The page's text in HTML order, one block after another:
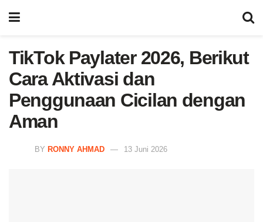
TikTok Paylater 2026, Berikut
Cara Aktivasi dan
Penggunaan Cicilan dengan
Aman
BY RONNY AHMAD 13 Juni 2026